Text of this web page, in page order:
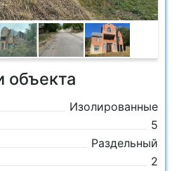
объекта
Изолированные
5
Раздельный
2